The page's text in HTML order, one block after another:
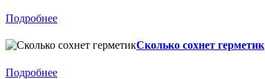
Подробнее
Сколько сохнет герметик
Подробнее